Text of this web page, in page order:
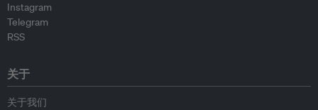
Instagram
Telegram
RSS
关于
关于我们